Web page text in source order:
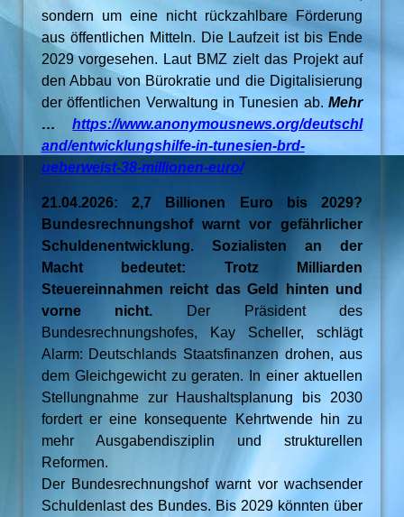
sondern um eine nicht rückzahlbare Förderung
aus öffentlichen Mitteln. Die Laufzeit ist bis Ende
2029 vorgesehen. Laut BMZ zielt das Projekt auf
den Abbau von Bürokratie und die Digitalisierung
der öffentlichen Verwaltung in Tunesien ab.Mehr
…https://www.anonymousnews.org/deutschl
and/entwicklungshilfe-in-tunesien-brd-
ueberweist-38-millionen-euro/
21.04.2026: 2,7 Billionen Euro bis 2029?
Bundesrechnungshof warnt vor gefährlicher
Schuldenentwicklung. Sozialisten an der
Macht bedeutet: Trotz Milliarden
Steuereinnahmen reicht das Geld hinten und
vorne nicht.
Der Präsident des
Bundesrechnungshofes, Kay Scheller, schlägt
Alarm: Deutschlands Staatsfinanzen drohen, aus
dem Gleichgewicht zu geraten. In einer aktuellen
Stellungnahme zur Haushaltsplanung bis 2030
fordert er eine konsequente Kehrtwende hin zu
mehr Ausgabendisziplin und strukturellen
Reformen.
Der Bundesrechnungshof warnt vor wachsender
Schuldenlast des Bundes. Bis 2029 könnten über